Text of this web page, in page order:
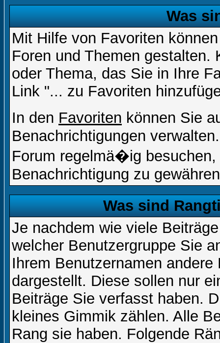
Was
Mit Hilfe von Favoriten
Foren und Themen
oder Thema, das Sie in Ihre
Link "... zu Favoriten
In den Favoriten können Sie
Benachrichtigungen
Forum regelmä�ig
Benachrichtigung zu
Was sind
Je nachdem wie viele
welcher Benutzergruppe Sie
Ihrem Benutzernamen
dargestellt. Diese sollen nur
Beiträge Sie verfasst haben.
kleines Gimmik zählen. Alle
Rang sie haben. Folgende